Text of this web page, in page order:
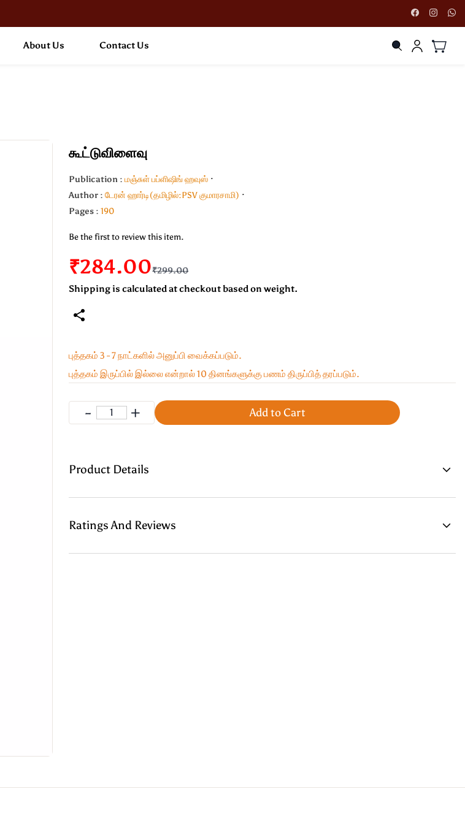
About Us Contact Us
கூட்டுவிளைவு
Publication :மஞ்சுள் பப்ளிஷிங் ஹவுஸ்
Author :டேரன் ஹார்டி(தமிழில்:PSV குமாரசாமி)
Pages :190
Be the first to review this item.
₹284.00₹299.00
Shipping is calculated at checkout based on weight.
புத்தகம் 3 - 7 நாட்களில் அனுப்பி வைக்கப்படும்.
புத்தகம் இருப்பில் இல்லை என்றால் 10 தினங்களுக்கு பணம் திருப்பித் தரப்படும்.
Add to Cart
Product Details
Ratings And Reviews